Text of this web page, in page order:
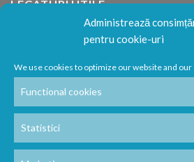
Administrează
pentru cookie-uri
We use cookies to optimize our website and our
Functional cookies
Statistici
LEGATURI UTILE
Urmărește comandă
ANPC
Politica retur
Termene si Conditii
Cum Cumpar?